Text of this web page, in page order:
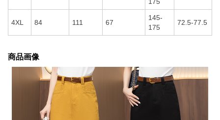
4XL 84 111 67
145-
175
72.5-77.5
商品画像